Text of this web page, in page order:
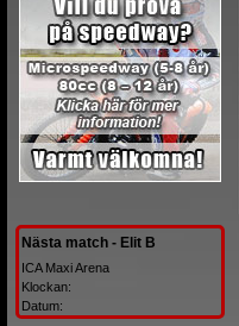
Nästa match - Elit B
ICA Maxi Arena
Klockan:
Datum: